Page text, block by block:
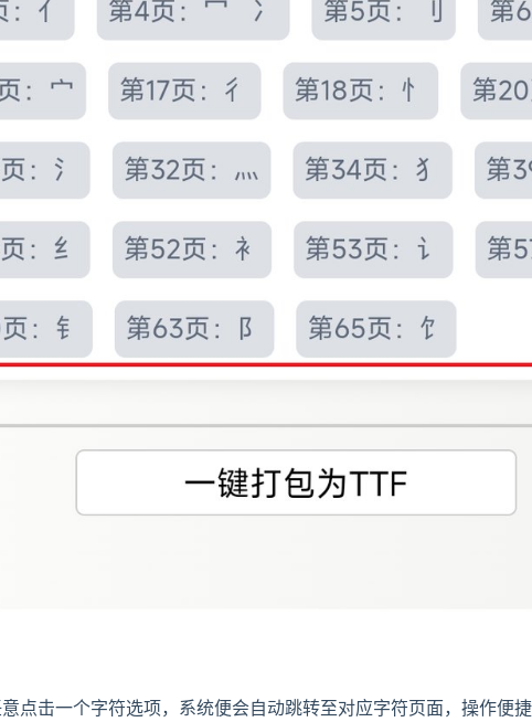
点击一个字符选项，系统便会自动跳转至对应字符页面，操作便